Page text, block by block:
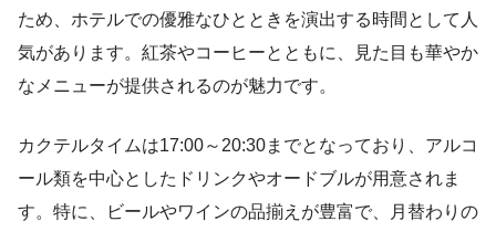
ため、ホテルでの優雅なひとときを演出する時間として人
気があります。紅茶やコーヒーとともに、見た目も華やか
なメニューが提供されるのが魅力です。
カクテルタイムは17:00～20:30までとなっており、アルコ
ール類を中心としたドリンクやオードブルが用意されま
す。特に、ビールやワインの品揃えが豊富で、月替わりの